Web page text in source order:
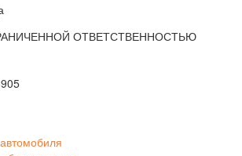
ОТВЕТСТВЕННОСТЬЮ